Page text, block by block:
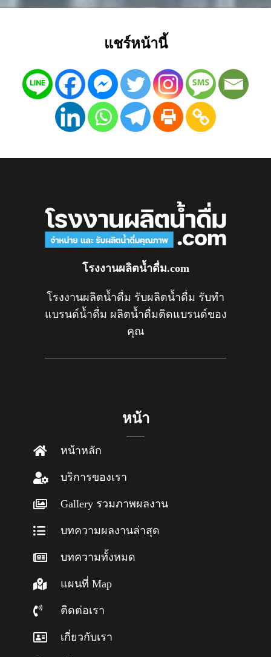
แชร์หน้านี้
โรงงานผลิตน้ำดื่ม.com
โรงงานผลิตน้ำดื่ม รับผลิตน้ำดื่ม รับทำ
แบรนด์น้ำดื่ม ผลิตน้ำดื่มติดแบรนด์ของ
คุณ
หน้า
หน้าหลัก
บริการของเรา
Gallery รวมภาพผลงาน
บทความผลงานล่าสุด
บทความทั้งหมด
แผนที่ Map
ติดต่อเรา
เกี่ยวกับเรา